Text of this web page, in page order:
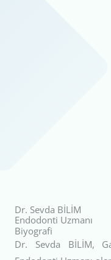
Dr. Sevda BİLİM
Endodonti Uzmanı
Biyografi
Dr. Sevda BİLİM,